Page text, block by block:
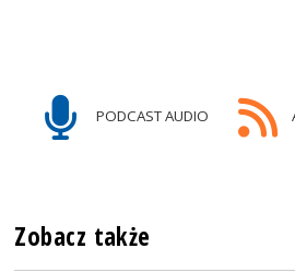
PODCAST AUDIO
Zobacz także